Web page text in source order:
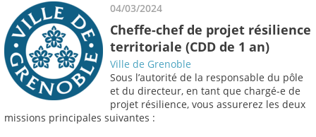
04/03/2024
Cheffe-chef de projet résilience
territoriale (CDD de 1 an)
Ville de Grenoble
Sous l’autorité de la responsable du pôle
et du directeur, en tant que chargé-e de
projet résilience, vous assurerez les deux
missions principales suivantes :